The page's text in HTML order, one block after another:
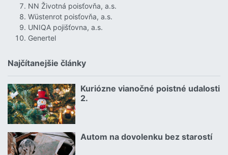
NN Životná poisťovňa, a.s.
Wüstenrot poisťovňa, a.s.
UNIQA pojišťovna, a.s.
Genertel
Najčítanejšie články
Kuriózne vianočné poistné udalosti
2.
18.12.2024 | | redakcia
Autom na dovolenku bez starostí
02.07.2026 |